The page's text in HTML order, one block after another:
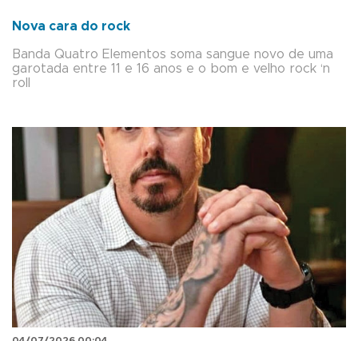
Nova cara do rock
Banda Quatro Elementos soma sangue novo de uma
garotada entre 11 e 16 anos e o bom e velho rock ‘n
roll